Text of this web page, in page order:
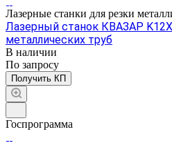
Лазерные станки для резки
Лазерный станок КВАЗАР
металлических труб
В наличии
По запросу
Получить КП
Госпрограмма